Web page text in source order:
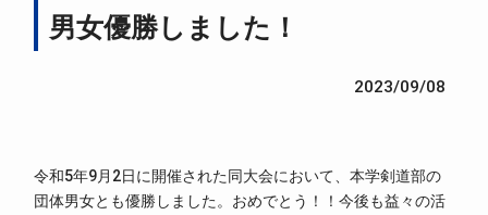
男女優勝しました！
2023/09/08
令和5年9月2日に開催された同大会において、本学剣道部の
団体男女とも優勝しました。おめでとう！！今後も益々の活